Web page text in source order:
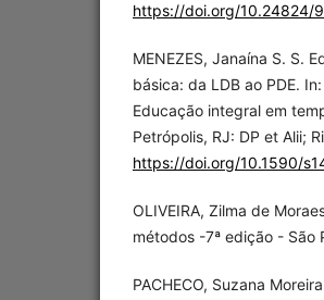
https://doi.org/10.24824/
MENEZES, Janaína S. S.
básica: da LDB ao PDE.
Educação integral em
Petrópolis, RJ: DP et Alii;
https://doi.org/10.1590/
OLIVEIRA, Zilma de
métodos -7ª edição - São
PACHECO, Suzana